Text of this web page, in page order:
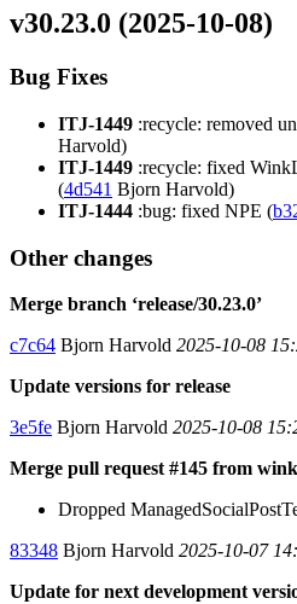
v30.23.0 (2025-10-08)
Bug Fixes
ITJ-1449 :recycle: removed
Harvold)
ITJ-1449 :recycle: fixed
(4d541 Bjorn Harvold)
ITJ-1444 :bug: fixed NPE (
Other changes
Merge branch ‘release/30.23.0’
c7c64 Bjorn Harvold 2025-10-08
Update versions for release
3e5fe Bjorn Harvold 2025-10-08
Merge pull request #145 from
Dropped
83348 Bjorn Harvold 2025-10-07
Update for next development